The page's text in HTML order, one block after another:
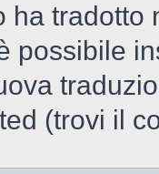
ha
possibile
(trovi il